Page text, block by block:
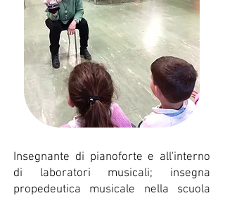
Insegnante di pianoforte e all'interno
di laboratori musicali; insegna
propedeutica musicale nella scuola